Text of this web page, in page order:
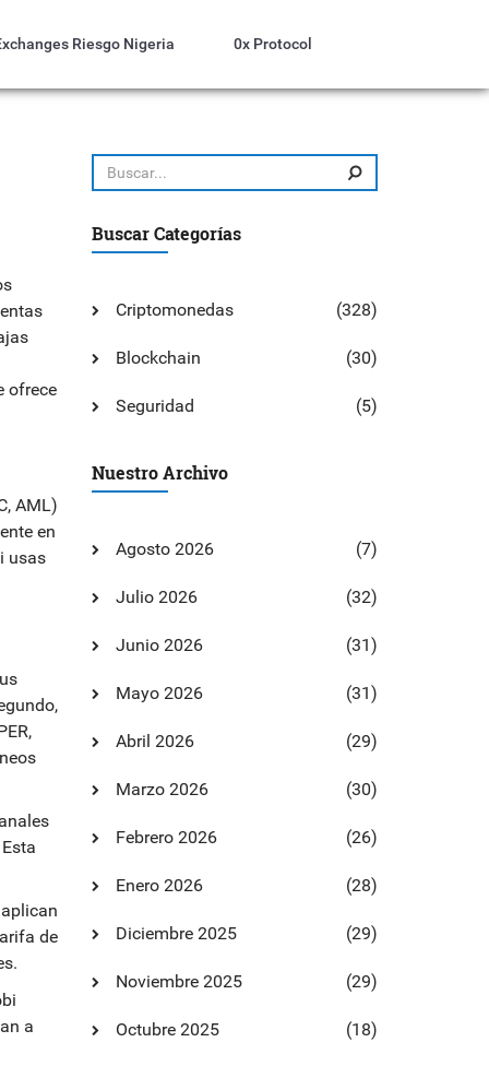
Riesgo Nigeria 0x Protocol
ofrece
AML)
en
usas
de
a
Buscar Categorías
Criptomonedas (328)
Blockchain (30)
Seguridad (5)
Nuestro Archivo
Agosto 2026 (7)
Julio 2026 (32)
Junio 2026 (31)
Mayo 2026 (31)
Abril 2026 (29)
Marzo 2026 (30)
Febrero 2026 (26)
Enero 2026 (28)
Diciembre 2025 (29)
Noviembre 2025 (29)
Octubre 2025 (18)